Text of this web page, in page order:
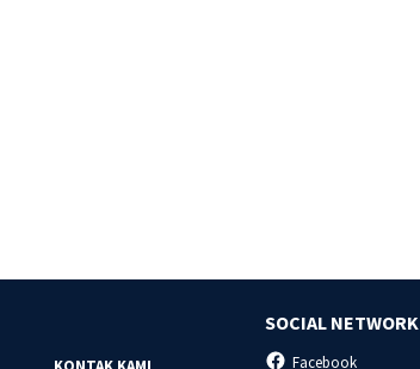
SOCIAL NETWORK
Facebook